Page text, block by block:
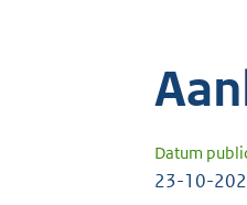
Datum
23-10-